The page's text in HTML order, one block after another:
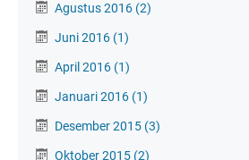
Agustus 2016 (2)
Juni 2016 (1)
April 2016 (1)
Januari 2016 (1)
Desember 2015 (3)
Oktober 2015 (2)